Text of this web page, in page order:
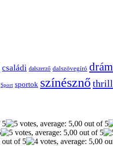
családi dalszerző dalszövegíró
Sport sportok színésznő